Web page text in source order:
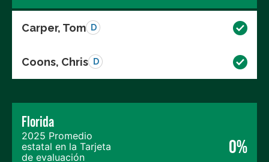
Carper, Tom D
Coons, Chris D
Florida
2025 Promedio
estatal en la Tarjeta
de evaluación
0%